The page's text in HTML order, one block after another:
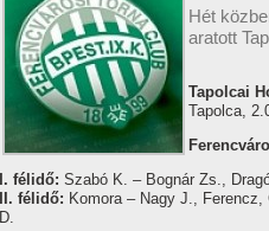
Hét
aratott
Tapolcai
Tapolca,
I. félidő: Szabó K. – Bognár Zs.,
II. félidő: Komora – Nagy J.,
D.